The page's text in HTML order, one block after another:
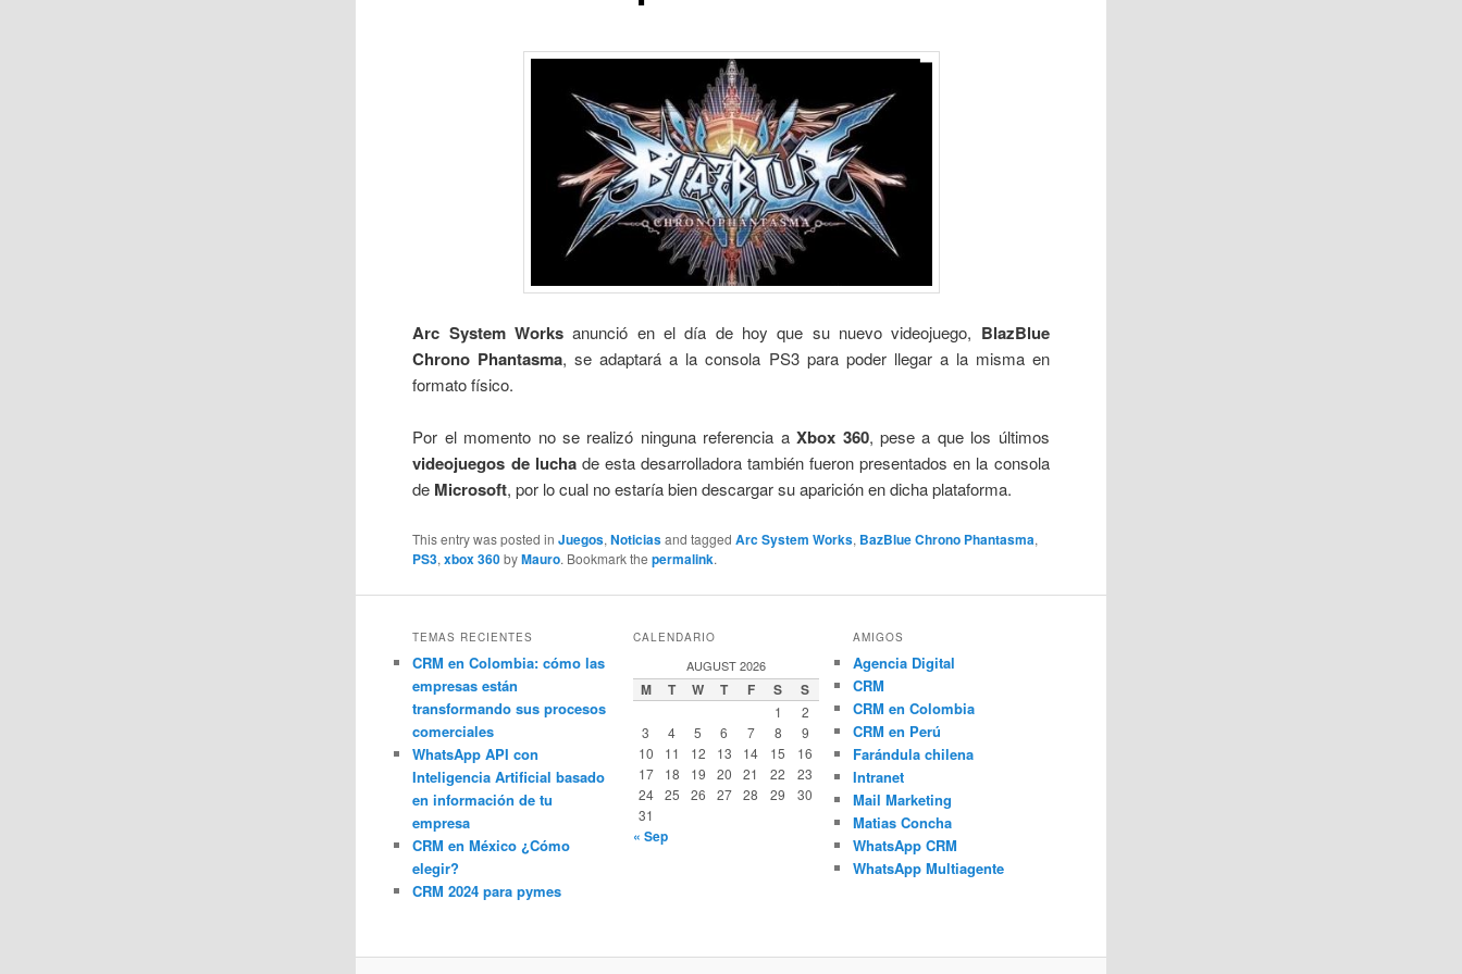
Arc System Works anunció en el día de hoy que su nuevo videojuego, BlazBlue
Chrono Phantasma, se adaptará a la consola PS3 para poder llegar a la misma en
formato físico.
Por el momento no se realizó ninguna referencia aXbox 360, pese a que los últimos
videojuegos de luchade esta desarrolladora también fueron presentados en la consola
de Microsoft, por lo cual no estaría bien descargar su aparición en dicha plataforma.
This entry was posted inJuegos,Noticiasand taggedArc System Works, BazBlue Chrono Phantasma,
PS3,xbox 360byMauro. Bookmark thepermalink.
TEMAS RECIENTES
CRM en Colombia: cómo las
empresas están
transformando sus procesos
comerciales
WhatsApp API con
Inteligencia Artificial basado
en información de tu
empresa
CRM en México ¿Cómo
elegir?
CRM 2024 para pymes
CALENDARIO
AUGUST 2026
M T W T F S S
1
2
3
4 5 6 7 8
9
10
11 12 13 14 15
16
17
18 19 20 21 22
23
24
25 26 27 28 29
30
31
« Sep
AMIGOS
Agencia Digital
CRM
CRM en Colombia
CRM en Perú
Farándula chilena
Intranet
Mail Marketing
Matias Concha
WhatsApp CRM
WhatsApp Multiagente